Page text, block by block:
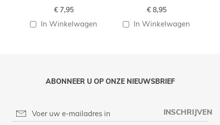
€ 7,95
In Winkelwagen
€ 8,95
In Winkelwagen
ABONNEER U OP ONZE NIEUWSBRIEF
INSCHRIJVEN